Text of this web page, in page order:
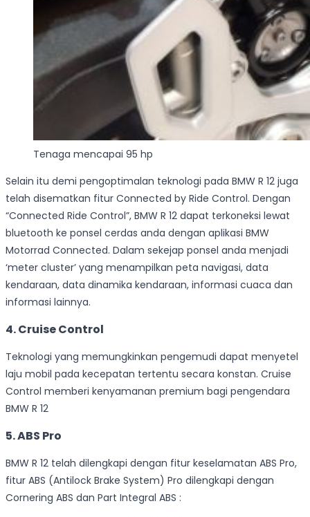
Tenaga mencapai 95 hp
Selain itu demi pengoptimalan teknologi pada BMW R 12 juga
telah disematkan fitur Connected by Ride Control. Dengan
“Connected Ride Control”, BMW R 12 dapat terkoneksi lewat
bluetooth ke ponsel cerdas anda dengan aplikasi BMW
Motorrad Connected. Dalam sekejap ponsel anda menjadi
‘meter cluster’ yang menampilkan peta navigasi, data
kendaraan, data dinamika kendaraan, informasi cuaca dan
informasi lainnya.
4. Cruise Control
Teknologi yang memungkinkan pengemudi dapat menyetel
laju mobil pada kecepatan tertentu secara konstan. Cruise
Control memberi kenyamanan premium bagi pengendara
BMW R 12
5. ABS Pro
BMW R 12 telah dilengkapi dengan fitur keselamatan ABS Pro,
fitur ABS (Antilock Brake System) Pro dilengkapi dengan
Cornering ABS dan Part Integral ABS :